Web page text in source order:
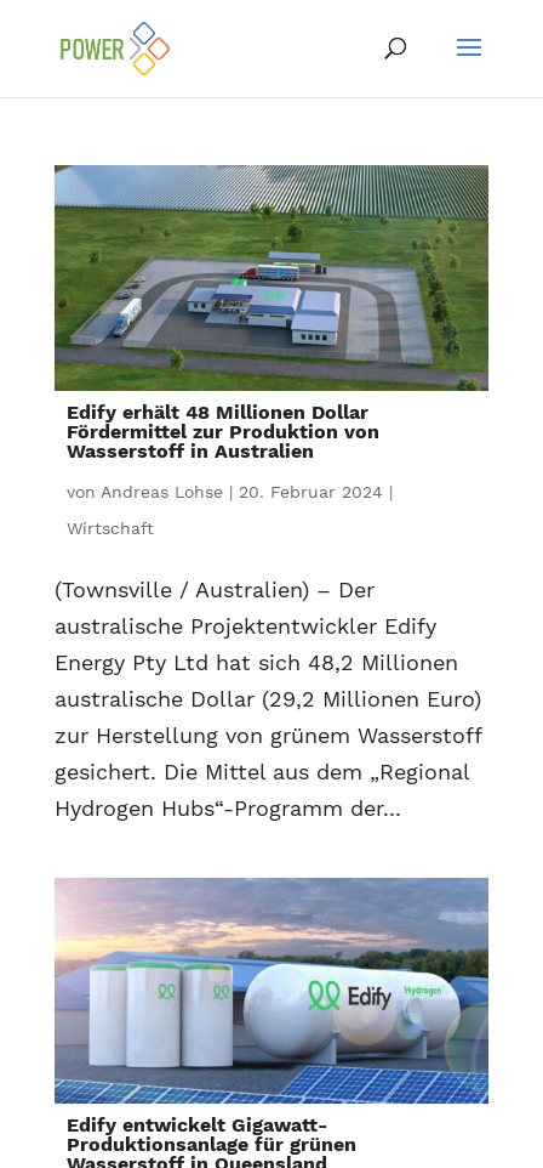
Edify erhält 48 Millionen Dollar
Fördermittel zur Produktion von
Wasserstoff in Australien
von Andreas Lohse| 20. Februar 2024 |
Wirtschaft
(Townsville / Australien) – Der
australische Projektentwickler Edify
Energy Pty Ltd hat sich 48,2 Millionen
australische Dollar (29,2 Millionen Euro)
zur Herstellung von grünem Wasserstoff
gesichert. Die Mittel aus dem „Regional
Hydrogen Hubs“-Programm der...
Edify entwickelt Gigawatt-
Produktionsanlage für grünen